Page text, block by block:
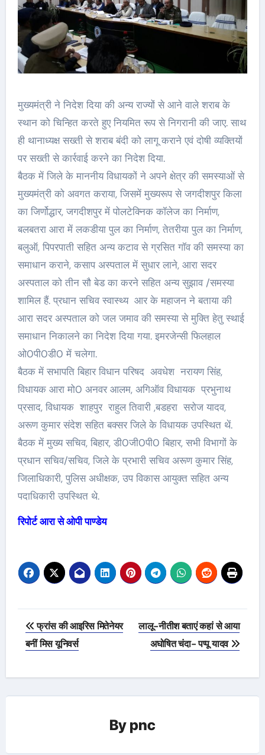
मुख्यमंत्री ने निदेश दिया की अन्य राज्यों से आने वाले शराब के
स्थान को चिन्हित करते हुए नियमित रूप से निगरानी की जाए. साथ
ही थानाध्यक्ष सख्ती से शराब बंदी को लागू कराने एवं दोषी व्यक्तियों
पर सख्ती से कार्रवाई करने का निदेश दिया.
बैठक में जिले के माननीय विधायकों ने अपने क्षेत्र की समस्याओं से
मुख्यमंत्री को अवगत कराया, जिसमें मुख्यरूप से जगदीशपुर किला
का जिर्णोद्धार, जगदीशपुर में पोलटेक्निक कॉलेज का निर्माण,
बलबतरा आरा में लकडीया पुल का निर्माण, तेतरीया पुल का निर्माण,
बलुऑ, पिपरपाती सहित अन्य कटाव से ग्रसित गॉव की समस्या का
समाधान कराने, कसाप अस्पताल में सुधार लाने, आरा सदर
अस्पताल को तीन सौ बेड का करने सहित अन्य सुझाव /समस्या
शामिल हैं. प्रधान सचिव स्वास्थ्य आर के महाजन ने बताया की
आरा सदर अस्पताल को जल जमाव की समस्या से मुक्ति हेतु स्थाई
समाधान निकालने का निदेश दिया गया. इमरजेन्सी फिलहाल
ओ0पी0डी0 में चलेगा.
बैठक में सभापति बिहार विधान परिषद अवधेश नरायण सिंह,
विधायक आरा मो0 अनवर आलम, अगिऑव विधायक प्रभुनाथ
प्रसाद, विधायक शाहपुर राहुल तिवारी ,बडहरा सरोज यादव,
अरूण कुमार संदेश सहित बक्सर जिले के विधायक उपस्थित थें.
बैठक में मुख्य सचिव, बिहार, डी0जी0पी0 बिहार, सभी विभागों के
प्रधान सचिव/सचिव, जिले के प्रभारी सचिव अरूण कुमार सिंह,
जिलाधिकारी, पुलिस अधीक्षक, उप विकास आयुक्त सहित अन्य
पदाधिकारी उपस्थित थे.
रिपोर्ट आरा से ओपी पाण्डेय
Post
navigation
फ्रांस की आइरिस मितेनेयर
बनीं मिस यूनिवर्स
लालू-नीतीश बताएं कहां से आया
अघोषित चंदा- पप्पू यादव
By pnc